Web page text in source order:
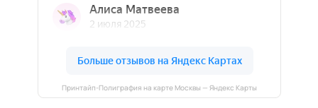
Принтайп-Полиграфия на карте Москвы — Яндекс Карты